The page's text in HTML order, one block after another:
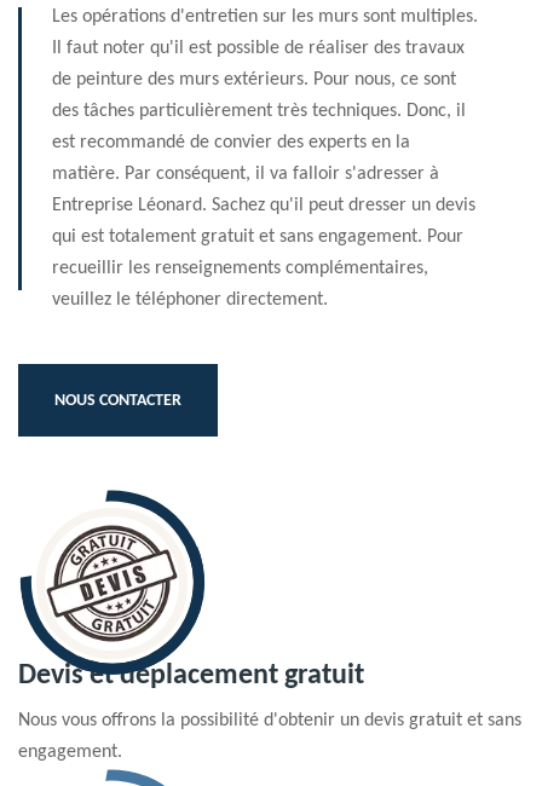
Les opérations d'entretien sur les murs sont multiples.
Il faut noter qu'il est possible de réaliser des travaux
de peinture des murs extérieurs. Pour nous, ce sont
des tâches particulièrement très techniques. Donc, il
est recommandé de convier des experts en la
matière. Par conséquent, il va falloir s'adresser à
Entreprise Léonard. Sachez qu'il peut dresser un devis
qui est totalement gratuit et sans engagement. Pour
recueillir les renseignements complémentaires,
veuillez le téléphoner directement.
NOUS CONTACTER
Devis et déplacement gratuit
Nous vous offrons la possibilité d'obtenir un devis gratuit et sans
engagement.